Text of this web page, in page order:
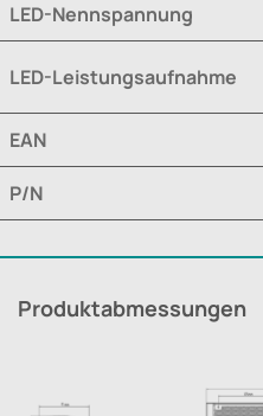
LED-Nennspannung
LED-Leistungsaufnahme
EAN
P/N
Produktabmessungen